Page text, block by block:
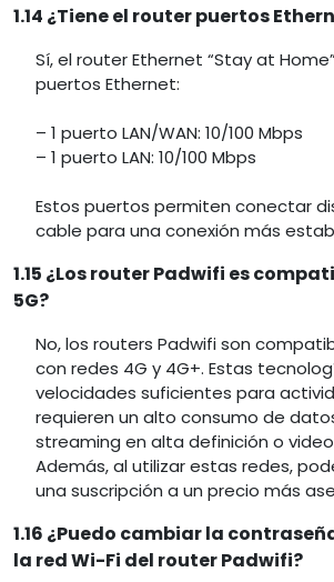
1.14 ¿Tiene el router puertos
Sí, el router Ethernet “Stay at
puertos Ethernet:
– 1 puerto LAN/WAN: 10/100 Mbps
– 1 puerto LAN: 10/100 Mbps
Estos puertos permiten conectar
cable para una conexión más
1.15 ¿Los router Padwifi es
5G?
No, los routers Padwifi son
con redes 4G y 4G+. Estas
velocidades suficientes para
requieren un alto consumo de
streaming en alta definición o
Además, al utilizar estas redes,
una suscripción a un precio más
1.16 ¿Puedo cambiar la
la red Wi-Fi del router Padwifi?